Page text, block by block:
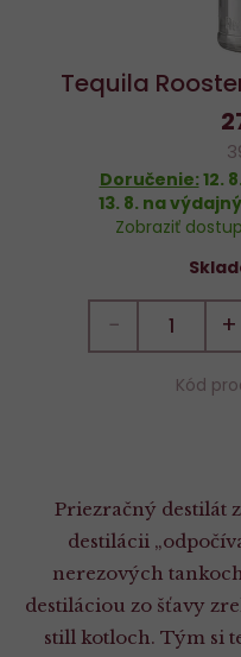
Tequila
Priezračný destilát
destilácii
nerezových
destiláciou zo šťavy
still kotloch. Tým si
Doručenie: 12. 8.
13. 8. na
Zobraziť
− +
Kód